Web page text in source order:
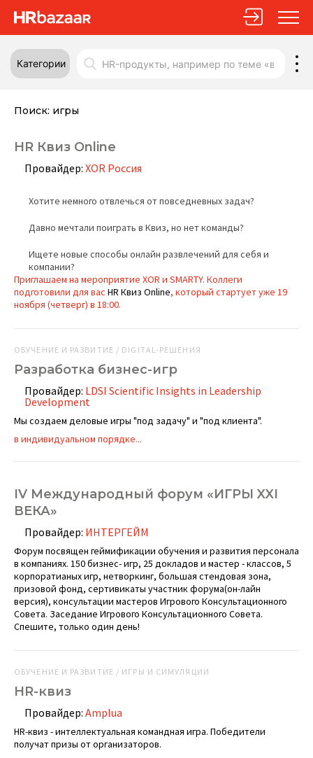
Категории
Поиск: игры
HR Квиз Online
Провайдер: XOR Россия
Хотите немного отвлечься от повседневных задач?
Давно мечтали поиграть в Квиз, но нет команды?
Ищете новые способы онлайн развлечений для себя и
компании?
Приглашаем на мероприятие XOR и SMARTY. Коллеги
подготовили для вас HR Квиз Online, который стартует уже 19
ноября (четверг) в 18:00.
ОБУЧЕНИЕ И РАЗВИТИЕ / DIGITAL-РЕШЕНИЯ
Разработка бизнес-игр
Провайдер: LDSI Scientific Insights in Leadership
Development
Мы создаем деловые игры "под задачу" и "под клиента".
в индивидуальном порядке...
IV Международный форум «ИГРЫ XXI
ВЕКА»
Провайдер: ИНТЕРГЕЙМ
Форум посвящен геймификации обучения и развития персонала
в компаниях. 150 бизнес- игр, 25 докладов и мастер - классов, 5
корпоратианых игр, нетворкинг, большая стендовая зона,
призовой фонд, сертивикаты участник форума(он-лайн
версия), консультации мастеров Игрового Консультационного
Совета. Заседание Игрового Консультационного Совета.
Спешите, только один день!
ОБУЧЕНИЕ И РАЗВИТИЕ / ИГРЫ И СИМУЛЯЦИИ
HR-квиз
Провайдер: Amplua
HR-квиз - интеллектуальная командная игра. Победители
получат призы от организаторов.